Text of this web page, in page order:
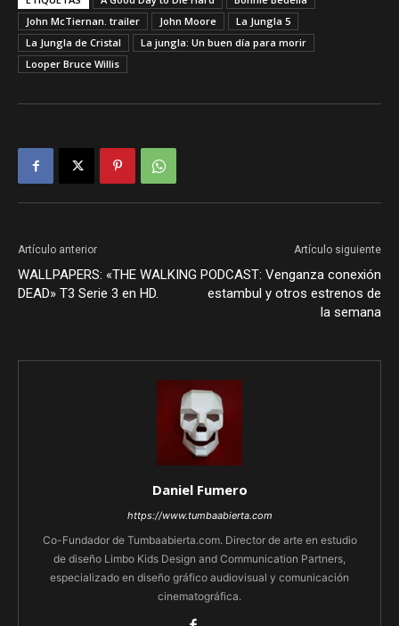
John McTiernan. trailer
John Moore
La Jungla 5
La Jungla de Cristal
La jungla: Un buen día para morir
Looper Bruce Willis
Artículo anterior
WALLPAPERS: «THE WALKING
DEAD» T3 Serie 3 en HD.
Artículo siguiente
PODCAST: Venganza conexión
estambul y otros estrenos de
la semana
Daniel Fumero
https://www.tumbaabierta.com
Co-Fundador de Tumbaabierta.com. Director de arte en estudio
de diseño Limbo Kids Design and Communication Partners,
especializado en diseño gráfico audiovisual y comunicación
cinematográfica.